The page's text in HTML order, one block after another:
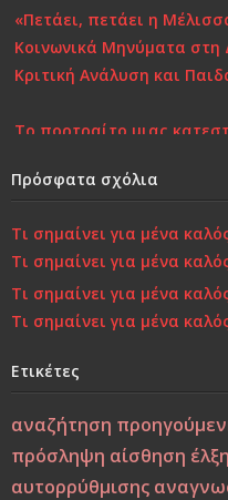
«Πετάει, πετάει η
Κοινωνικά Μηνύματα
Κριτική Ανάλυση και
Το πορτραίτο μιας
Επιστροφή στην
Κάτι τελειώνει, μέρα με
αργά;»…
Καιρούς: Οικογένεια,
Εσύ φταις, φώναξε, εσύ!
Πρόσφατα σχόλια
Τι σημαίνει για μένα
Τι σημαίνει για μένα
Τι σημαίνει για μένα
Τι σημαίνει για μένα
Ετικέτες
αναζήτηση
πρόσληψη αίσθηση
αυτορρύθμισης